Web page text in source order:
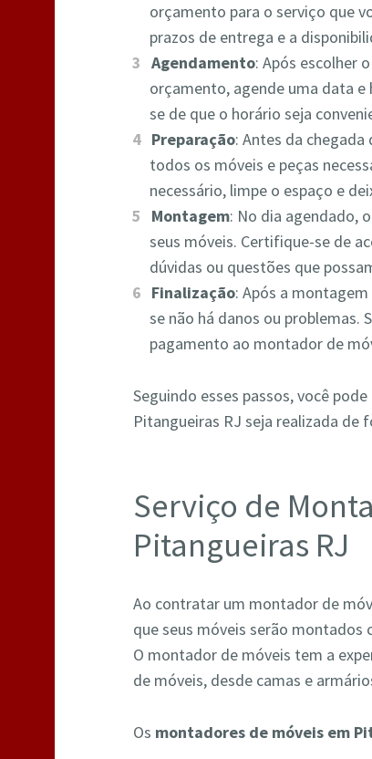
orçamento para o serviço que
prazos de entrega e a
Agendamento: Após escolher
orçamento, agende uma data
se de que o horário seja
Preparação: Antes da
todos os móveis e peças
necessário, limpe o espaço e
Montagem: No dia agendado,
seus móveis. Certifique-se de
dúvidas ou questões que
Finalização: Após a
se não há danos ou
pagamento ao montador de
Seguindo esses passos, você
Pitangueiras RJ seja realizada
Serviço de
Pitangueiras RJ
Ao contratar um montador de
que seus móveis serão
O montador de móveis tem a
de móveis, desde camas e
Os montadores de móveis em